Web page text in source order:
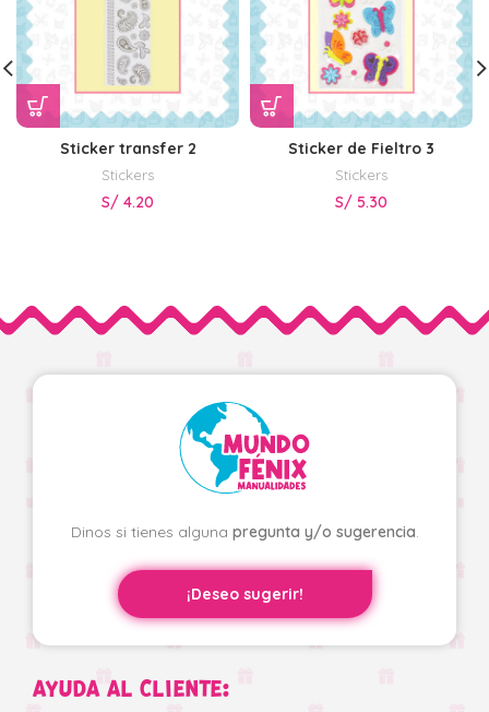
Sticker transfer 2
Stickers
S/ 4.20
Sticker de Fieltro 3
Stickers
S/ 5.30
Dinos si tienes alguna pregunta y/o sugerencia.
¡Deseo sugerir!
AYUDA AL CLIENTE: